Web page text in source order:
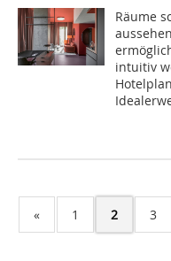
Räume
intuitiv
« 1 2 3